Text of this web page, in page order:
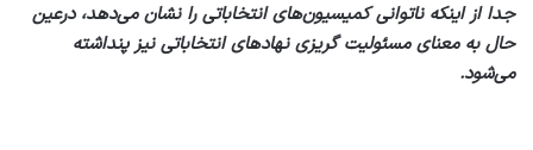
جدا از این‏که ناتوانی کمیسیون‌‏های انتخاباتی را نشان می‌‏دهد، درعین
حال به معنای مسئولیت گریزی نهاد‏های انتخاباتی نیز پنداشته
می‌‏شود.